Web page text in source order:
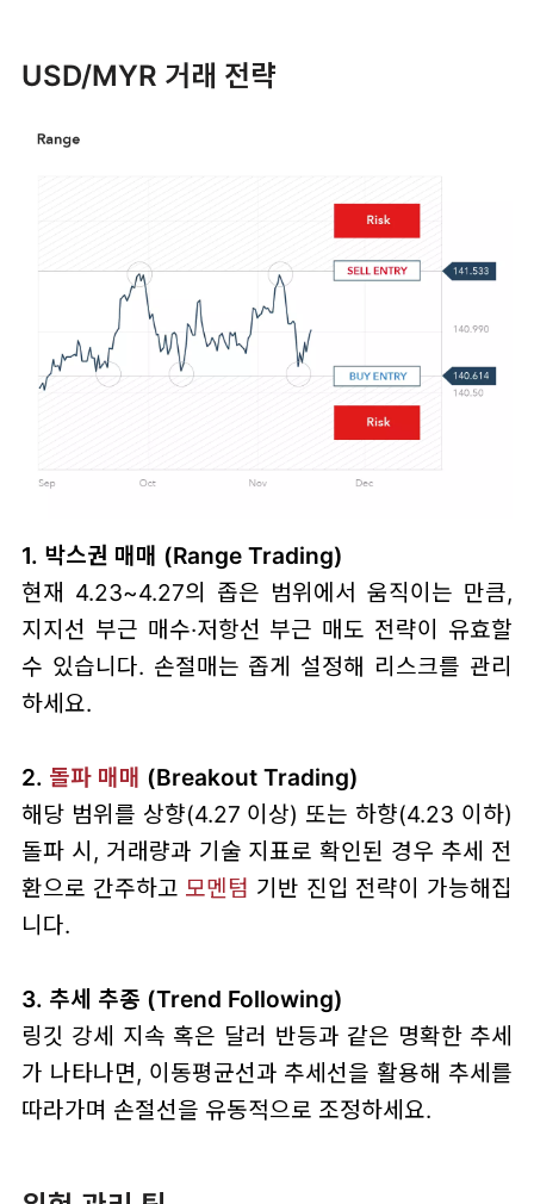
USD/MYR 거래 전략
1. 박스권 매매 (Range Trading)
현재 4.23~4.27의 좁은 범위에서 움직이는 만큼,
지지선 부근 매수·저항선 부근 매도 전략이 유효할
수 있습니다. 손절매는 좁게 설정해 리스크를 관리
하세요.
2. 돌파 매매 (Breakout Trading)
해당 범위를 상향(4.27 이상) 또는 하향(4.23 이하)
돌파 시, 거래량과 기술 지표로 확인된 경우 추세 전
환으로 간주하고 모멘텀 기반 진입 전략이 가능해집
니다.
3. 추세 추종 (Trend Following)
링깃 강세 지속 혹은 달러 반등과 같은 명확한 추세
가 나타나면, 이동평균선과 추세선을 활용해 추세를
따라가며 손절선을 유동적으로 조정하세요.